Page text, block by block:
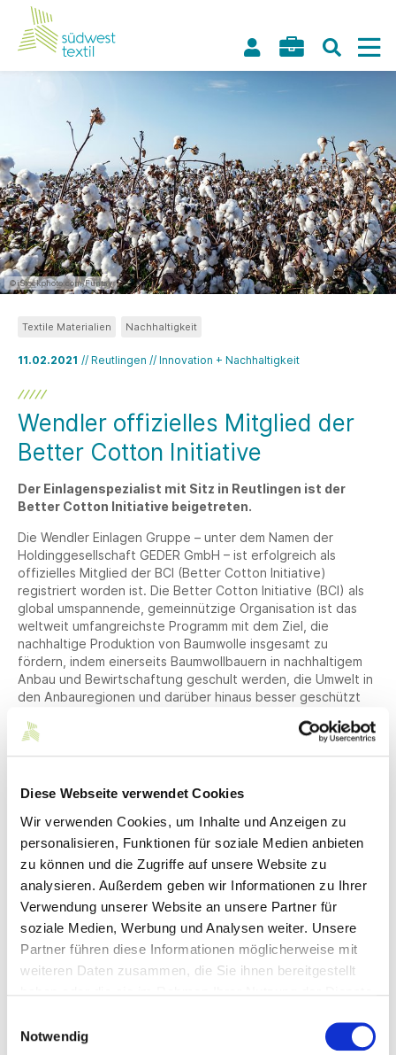
Diese Webseite verwendet Cookies
Wir verwenden Cookies, um Inhalte und Anzeigen zu
personalisieren, Funktionen für soziale Medien anbieten
zu können und die Zugriffe auf unsere Website zu
analysieren. Außerdem geben wir Informationen zu Ihrer
Verwendung unserer Website an unsere Partner für
soziale Medien, Werbung und Analysen weiter. Unsere
Partner führen diese Informationen möglicherweise mit
weiteren Daten zusammen, die Sie ihnen bereitgestellt
Notwendig
©iStockphoto.com/Funtay
11.02.2021 // Reutlingen // Innovation + Nachhaltigkeit
Textile Materialien Nachhaltigkeit
Wendler offizielles Mitglied der
Better Cotton Initiative
Der Einlagenspezialist mit Sitz in Reutlingen ist der
Better Cotton Initiative beigetreten.
Die Wendler Einlagen Gruppe – unter dem Namen der
Holdinggesellschaft GEDER GmbH – ist erfolgreich als
offizielles Mitglied der BCI (Better Cotton Initiative)
registriert worden ist. Die Better Cotton Initiative (BCI) als
global umspannende, gemeinnützige Organisation ist das
weltweit umfangreichste Programm mit dem Ziel, die
nachhaltige Produktion von Baumwolle insgesamt zu
fördern, indem einerseits Baumwollbauern in nachhaltigem
Anbau und Bewirtschaftung geschult werden, die Umwelt in
den Anbauregionen und darüber hinaus besser geschützt
Damit gehört Wendler seit Februar 2021 zu einem exklusiven
Unternehmen hat bereits eine größere Menge an BCCUs (=
Better Cotton Claim Units) für seine Kunden erworben.
Mit dem Bestreben, die gesamte Lieferkette der Baumwolle
für die Einlagenprodukte in eine nachhaltige Zukunft
mitzugestalten, untermauert das Reutlinger
Familienunternehmen die führende Position als
Einlagenlieferant für die globale Bekleidungsindustrie. Die
BCI Mitgliedschaft ist ein gemeinschaftlicher Erfolg von allen
Mitwirkenden innerhalb der internationalen Wendler Einlagen
Gruppe.